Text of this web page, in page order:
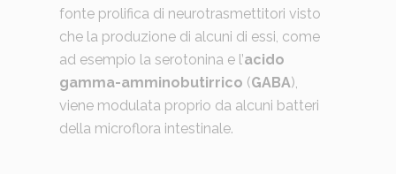
fonte prolifica di neurotrasmettitori visto
che la produzione di alcuni di essi, come
ad esempio la serotonina e l’acido
gamma-amminobutirrico (GABA),
viene modulata proprio da alcuni batteri
della microflora intestinale.